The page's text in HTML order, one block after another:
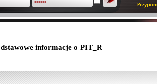
informacje o PIT_R